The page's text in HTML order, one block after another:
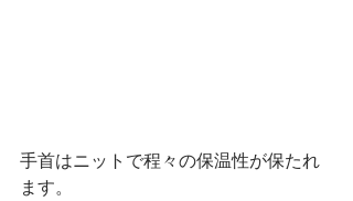
手首はニットで程々の保温性が保たれ
ます。